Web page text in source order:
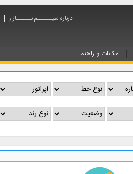
درباره سیــــــم بــــــازار
امکانات و راهنما